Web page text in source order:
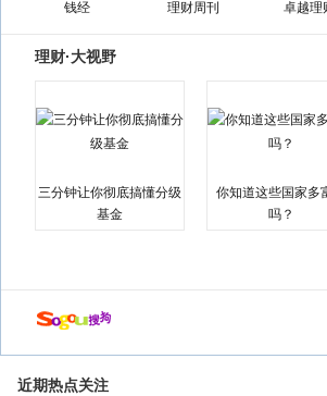
钱经 理财周刊 卓越理
理财·大视野
三分钟让你彻底搞懂分级
基金
你知道这些国家多
吗？
近期热点关注